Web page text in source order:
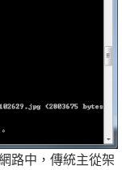
路中，傳統主從架